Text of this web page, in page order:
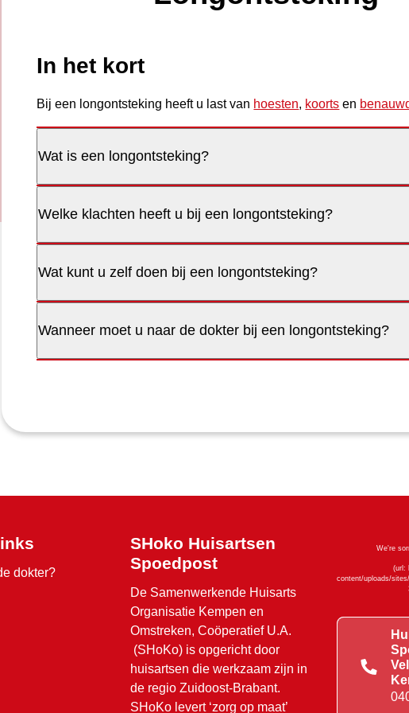
In het kort
Bij een longontsteking heeft u last van hoesten, koorts en
Wat is een longontsteking?
Welke klachten heeft u bij een longontsteking?
Wat kunt u zelf doen bij een longontsteking?
Wanneer moet u naar de dokter bij een longontsteking?
dokter?
SHoko Huisartsen
Spoedpost
De Samenwerkende Huisarts
Organisatie Kempen en
Omstreken, Coöperatief U.A.
(SHoKo) is opgericht door
huisartsen die werkzaam zijn in
de regio Zuidoost-Brabant.
SHoKo levert ‘zorg op maat’